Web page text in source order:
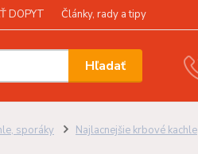
DOPYT Články, rady a tipy
Hľadať
sporáky Najlacnejšie krbové kachle